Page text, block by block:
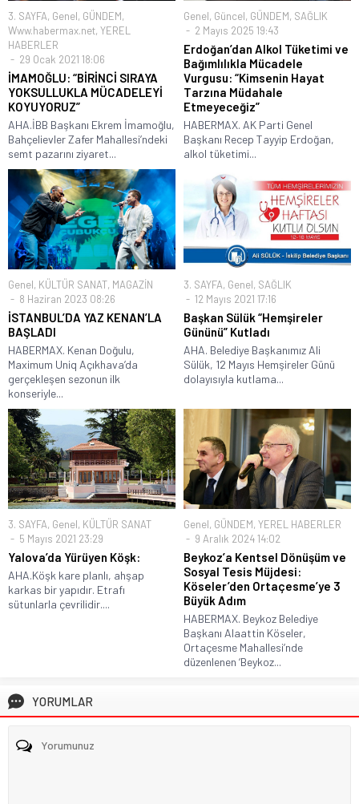
3. SAYFA, Genel, GÜNDEM,
Www.habermax.net, YEREL
HABERLER
29 Ocak 2021 18:06
İMAMOĞLU: “BİRİNCİ SIRAYA
YOKSULLUKLA MÜCADELEYİ
KOYUYORUZ”
AHA.İBB Başkanı Ekrem İmamoğlu,
Bahçelievler Zafer Mahallesi’ndeki
semt pazarını ziyaret...
Genel, Güncel, GÜNDEM, SAĞLIK
2 Mayıs 2025 19:43
Erdoğan’dan Alkol Tüketimi ve
Bağımlılıkla Mücadele
Vurgusu: “Kimsenin Hayat
Tarzına Müdahale
Etmeyeceğiz”
HABERMAX. AK Parti Genel
Başkanı Recep Tayyip Erdoğan,
alkol tüketimi...
Genel, KÜLTÜR SANAT, MAGAZİN
8 Haziran 2023 08:26
İSTANBUL’DA YAZ KENAN’LA
BAŞLADI
HABERMAX. Kenan Doğulu,
Maximum Uniq Açıkhava’da
gerçekleşen sezonun ilk
konseriyle...
3. SAYFA, Genel, SAĞLIK
12 Mayıs 2021 17:16
Başkan Sülük “Hemşireler
Gününü” Kutladı
AHA. Belediye Başkanımız Ali
Sülük, 12 Mayıs Hemşireler Günü
dolayısıyla kutlama...
3. SAYFA, Genel, KÜLTÜR SANAT
5 Mayıs 2021 23:29
Yalova’da Yürüyen Köşk:
AHA.Köşk kare planlı, ahşap
karkas bir yapıdır. Etrafı
sütunlarla çevrilidir....
Genel, GÜNDEM, YEREL HABERLER
9 Aralık 2024 14:02
Beykoz’a Kentsel Dönüşüm ve
Sosyal Tesis Müjdesi:
Köseler’den Ortaçesme’ye 3
Büyük Adım
HABERMAX. Beykoz Belediye
Başkanı Alaattin Köseler,
Ortaçesme Mahallesi’nde
düzenlenen ‘Beykoz...
YORUMLAR